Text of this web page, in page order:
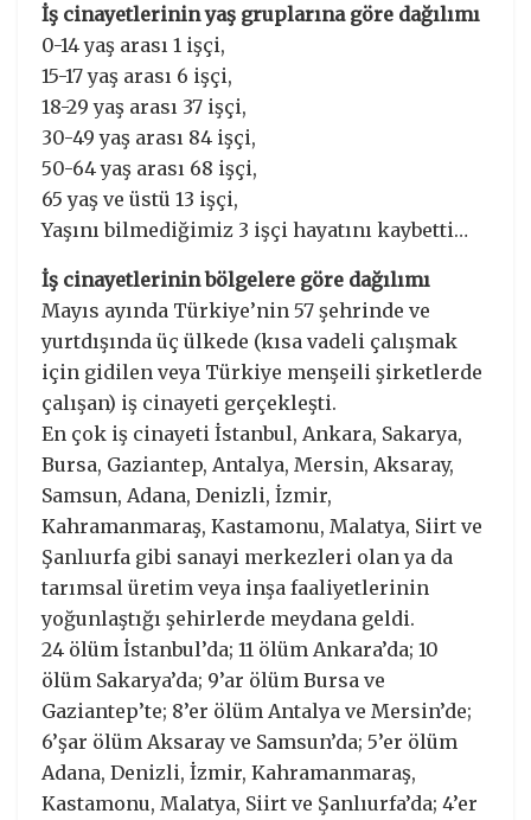
İş cinayetlerinin yaş gruplarına göre dağılımı
0-14 yaş arası 1 işçi,
15-17 yaş arası 6 işçi,
18-29 yaş arası 37 işçi,
30-49 yaş arası 84 işçi,
50-64 yaş arası 68 işçi,
65 yaş ve üstü 13 işçi,
Yaşını bilmediğimiz 3 işçi hayatını kaybetti…
İş cinayetlerinin bölgelere göre dağılımı
Mayıs ayında Türkiye’nin 57 şehrinde ve
yurtdışında üç ülkede (kısa vadeli çalışmak
için gidilen veya Türkiye menşeili şirketlerde
çalışan) iş cinayeti gerçekleşti.
En çok iş cinayeti İstanbul, Ankara, Sakarya,
Bursa, Gaziantep, Antalya, Mersin, Aksaray,
Samsun, Adana, Denizli, İzmir,
Kahramanmaraş, Kastamonu, Malatya, Siirt ve
Şanlıurfa gibi sanayi merkezleri olan ya da
tarımsal üretim veya inşa faaliyetlerinin
yoğunlaştığı şehirlerde meydana geldi.
24 ölüm İstanbul’da; 11 ölüm Ankara’da; 10
ölüm Sakarya’da; 9’ar ölüm Bursa ve
Gaziantep’te; 8’er ölüm Antalya ve Mersin’de;
6’şar ölüm Aksaray ve Samsun’da; 5’er ölüm
Adana, Denizli, İzmir, Kahramanmaraş,
Kastamonu, Malatya, Siirt ve Şanlıurfa’da; 4’er